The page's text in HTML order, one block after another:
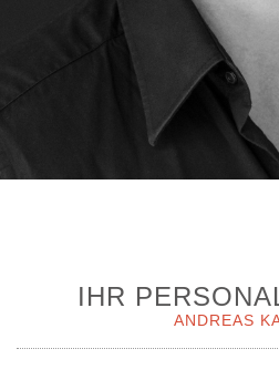
IHR
ANDREAS